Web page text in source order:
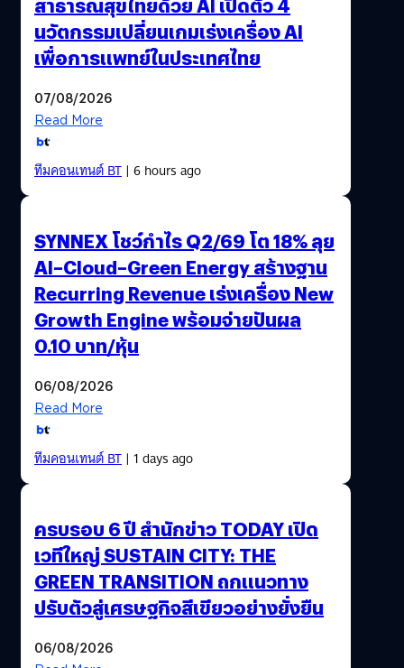
นวัตกรรมเปลี่ยนเกมเร่งเครื่อง AI
เพื่อการแพทย์ในประเทศไทย
07/08/2026
Read More
ทีมคอนเทนต์ BT| 6 hours ago
SYNNEX โชว์กำไร Q2/69 โต 18% ลุย
AI–Cloud–Green Energy สร้างฐาน
Recurring Revenue เร่งเครื่อง New
Growth Engine พร้อมจ่ายปันผล
0.10 บาท/หุ้น
06/08/2026
Read More
ทีมคอนเทนต์ BT| 1 days ago
ครบรอบ 6 ปี สำนักข่าว TODAY เปิด
เวทีใหญ่ SUSTAIN CITY: THE
GREEN TRANSITION ถกแนวทาง
ปรับตัวสู่เศรษฐกิจสีเขียวอย่างยั่งยืน
06/08/2026